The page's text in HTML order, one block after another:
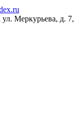
Меркурьева, д. 7,